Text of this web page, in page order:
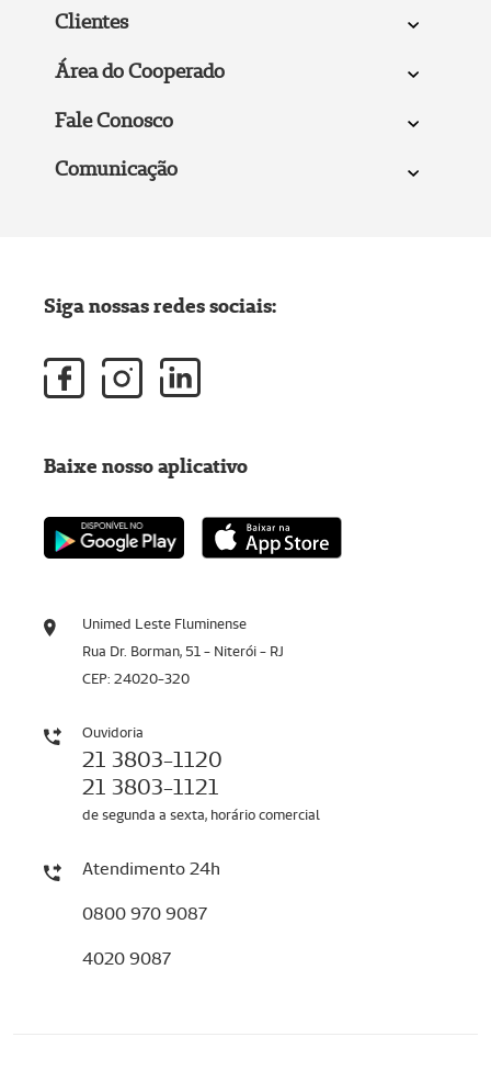
Clientes
Área do Cooperado
Fale Conosco
Comunicação
Unimed Leste Fluminense
Rua Dr. Borman, 51 - Niterói - RJ
CEP: 24020-320
Ouvidoria
21 3803-1120
21 3803-1121
de segunda a sexta, horário comercial
Atendimento 24h
0800 970 9087
4020 9087
Siga nossas redes sociais:
Baixe nosso aplicativo